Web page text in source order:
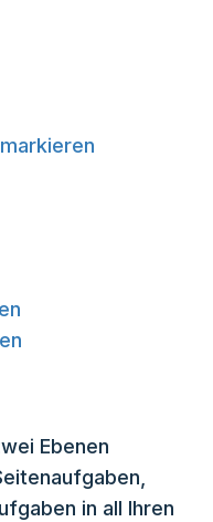
Ebenen
in all Ihren